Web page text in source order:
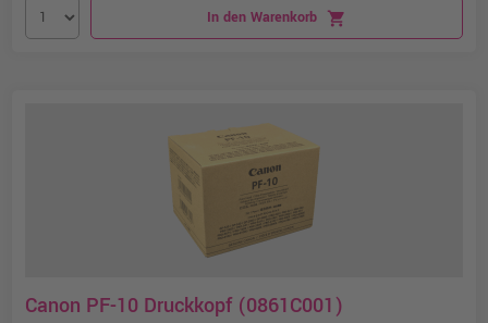
In den Warenkorb shopping_cart
Canon PF-10 Druckkopf (0861C001)